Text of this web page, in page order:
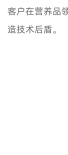
客户在营养品
造技术后盾。